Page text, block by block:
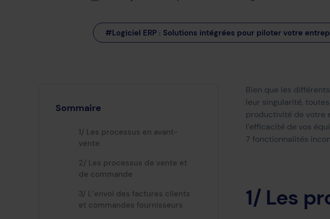
#Logiciel ERP : Solutions intégrées pour piloter votre
Sommaire
1/ Les processus en avant-
vente
2/ Les processus de vente et
de commande
3/ L’envoi des factures clients
et commandes fournisseurs
Bien que les
leur singularité,
productivité de votre
l’efficacité de vos
7 fonctionnalités
1/ Les